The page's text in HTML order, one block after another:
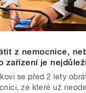
z nemocnice,
zařízení je
se před 2 lety
ze které už